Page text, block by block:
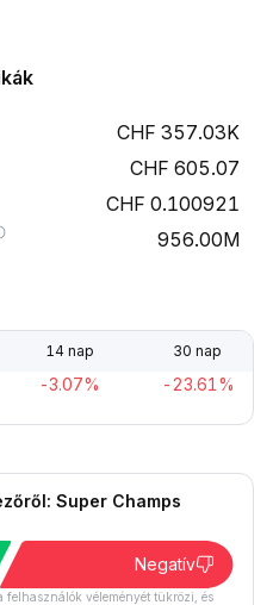
357.03K
605.07
0.100921
956.00M
14 nap 30 nap
-3.07% -23.61%
Super Champs
Negatív
felhasználók véleményét tükrözi, és